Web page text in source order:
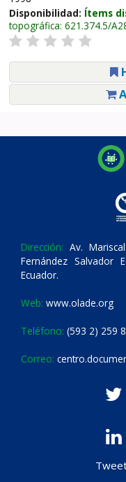
Disponibilidad: Ítems
topográfica: 621.374.5/
Dirección: Av.
Fernández
Ecuador.
Web: www.olade.org
Teléfono: (593 2) 259
Correo: